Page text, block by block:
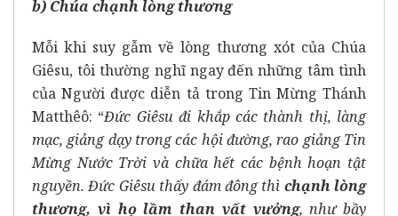
b) Chúa chạnh lòng thương
Mỗi khi suy gẫm về lòng thương xót của Chúa
Giêsu, tôi thường nghĩ ngay đến những tâm tình
của Người được diễn tả trong Tin Mừng Thánh
Matthêô: “Đức Giêsu đi khắp các thành thị, làng
mạc, giảng dạy trong các hội đường, rao giảng Tin
Mừng Nước Trời và chữa hết các bệnh hoạn tật
nguyền. Đức Giêsu thấy đám đông thì chạnh lòng
thương, vì họ lầm than vất vưởng, như bầy